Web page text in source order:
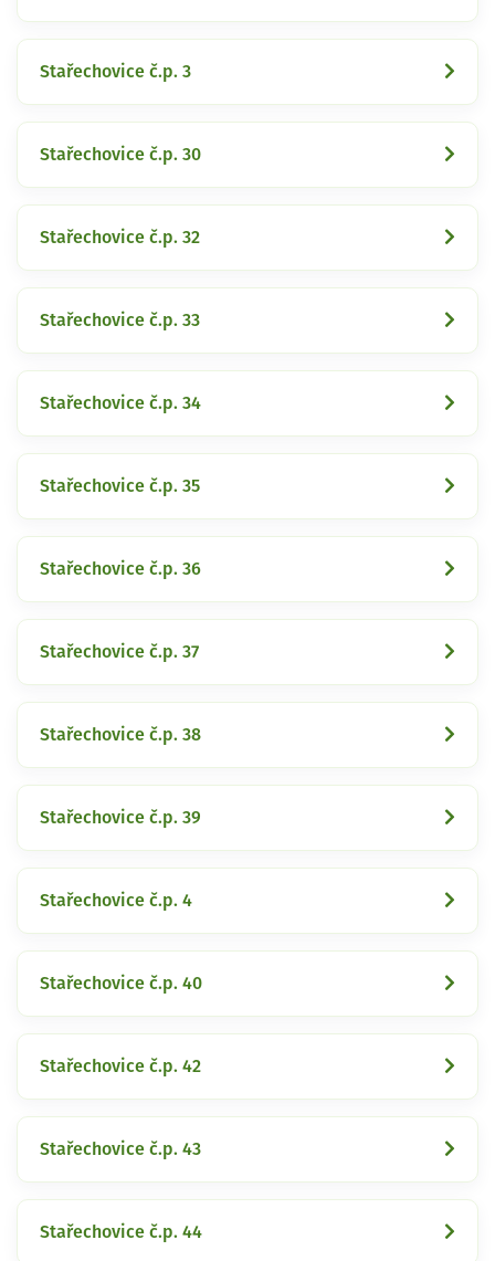
Stařechovice č.p. 3
Stařechovice č.p. 30
Stařechovice č.p. 32
Stařechovice č.p. 33
Stařechovice č.p. 34
Stařechovice č.p. 35
Stařechovice č.p. 36
Stařechovice č.p. 37
Stařechovice č.p. 38
Stařechovice č.p. 39
Stařechovice č.p. 4
Stařechovice č.p. 40
Stařechovice č.p. 42
Stařechovice č.p. 43
Stařechovice č.p. 44